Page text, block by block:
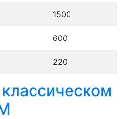
1500
600
220